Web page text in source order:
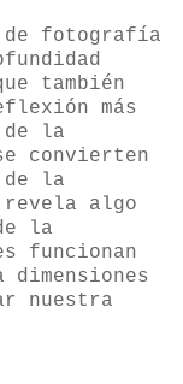
fotografía
también
más
de la
convierten
de la
revela algo
la
funcionan
dimensiones
nuestra